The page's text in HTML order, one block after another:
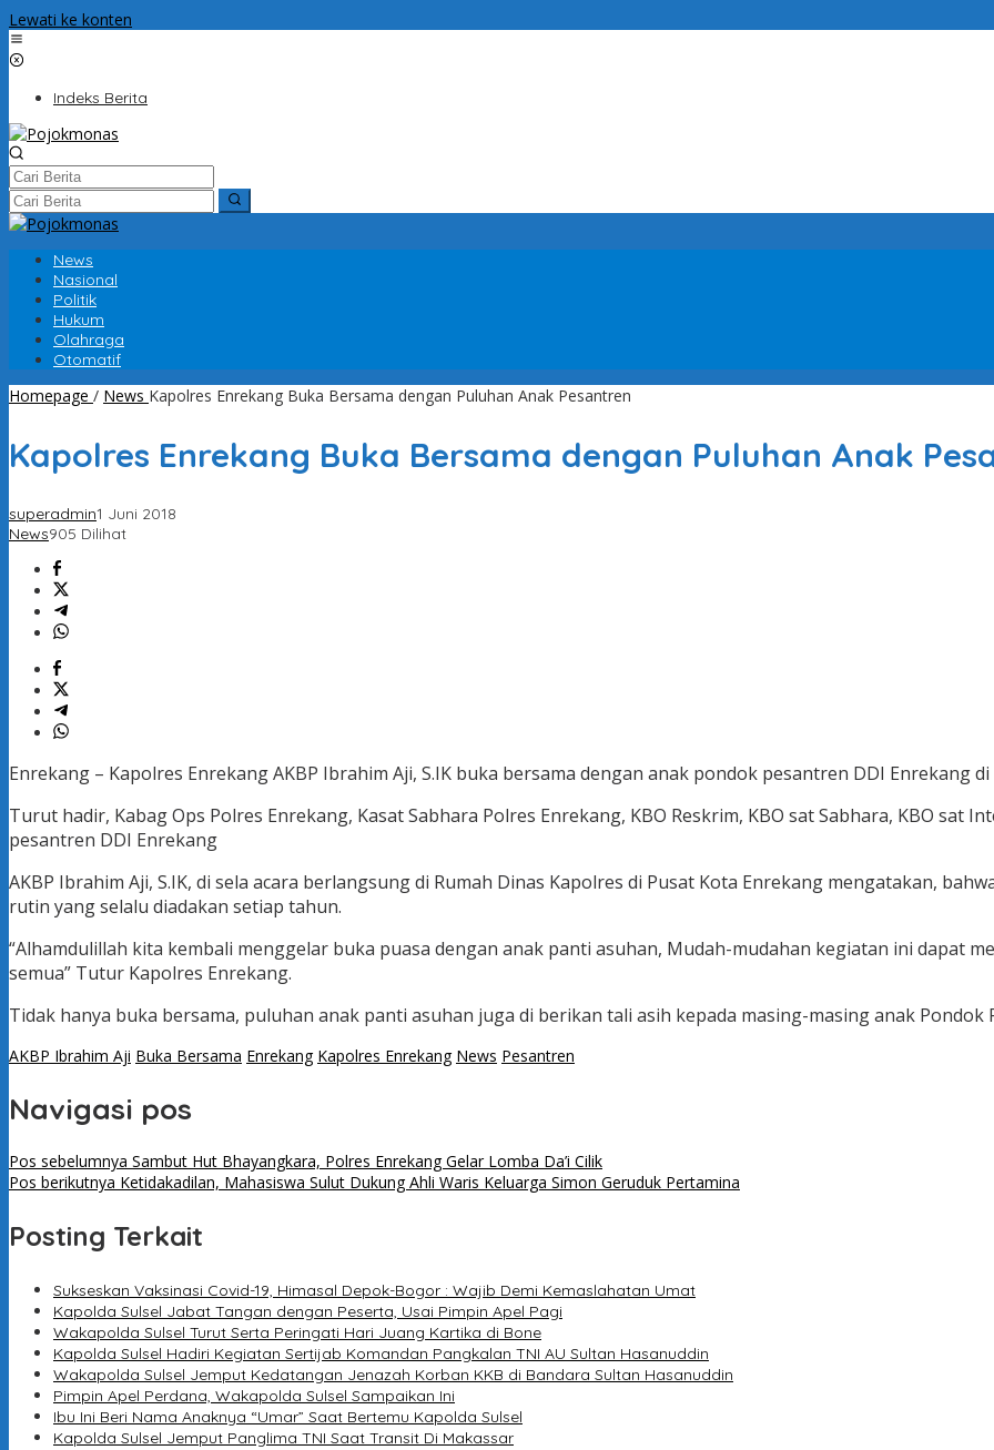
Lewati ke konten
Indeks Berita
News
Nasional
Politik
Hukum
Olahraga
Otomatif
Homepage / News Kapolres Enrekang Buka Bersama dengan Puluhan Anak Pesantren
Kapolres Enrekang Buka Bersama dengan Puluhan Anak
superadmin1 Juni 2018
News905 Dilihat
Enrekang – Kapolres Enrekang AKBP Ibrahim Aji, S.IK buka bersama dengan anak pondok pesantren DDI Enrekang
Turut hadir, Kabag Ops Polres Enrekang, Kasat Sabhara Polres Enrekang, KBO Reskrim, KBO sat Sabhara, KBO sat
pesantren DDI Enrekang
AKBP Ibrahim Aji, S.IK, di sela acara berlangsung di Rumah Dinas Kapolres di Pusat Kota Enrekang mengatakan,
rutin yang selalu diadakan setiap tahun.
“Alhamdulillah kita kembali menggelar buka puasa dengan anak panti asuhan, Mudah-mudahan kegiatan ini dapat
semua” Tutur Kapolres Enrekang.
Tidak hanya buka bersama, puluhan anak panti asuhan juga di berikan tali asih kepada masing-masing anak Pondok
AKBP Ibrahim Aji Buka Bersama Enrekang Kapolres Enrekang News Pesantren
Navigasi pos
Pos sebelumnya Sambut Hut Bhayangkara, Polres Enrekang Gelar Lomba Da’i Cilik
Pos berikutnya Ketidakadilan, Mahasiswa Sulut Dukung Ahli Waris Keluarga Simon Geruduk Pertamina
Posting Terkait
Sukseskan Vaksinasi Covid-19, Himasal Depok-Bogor : Wajib Demi Kemaslahatan Umat
Kapolda Sulsel Jabat Tangan dengan Peserta, Usai Pimpin Apel Pagi
Wakapolda Sulsel Turut Serta Peringati Hari Juang Kartika di Bone
Kapolda Sulsel Hadiri Kegiatan Sertijab Komandan Pangkalan TNI AU Sultan Hasanuddin
Wakapolda Sulsel Jemput Kedatangan Jenazah Korban KKB di Bandara Sultan Hasanuddin
Pimpin Apel Perdana, Wakapolda Sulsel Sampaikan Ini
Ibu Ini Beri Nama Anaknya “Umar” Saat Bertemu Kapolda Sulsel
Kapolda Sulsel Jemput Panglima TNI Saat Transit Di Makassar